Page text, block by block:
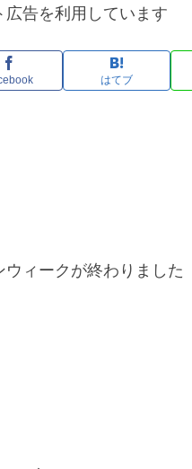
告を利用しています
はてブ
ィークが終わりました